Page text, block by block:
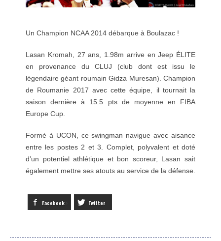
Un Champion NCAA 2014 débarque à Boulazac !
Lasan Kromah, 27 ans, 1.98m arrive en Jeep ÉLITE
en provenance du CLUJ (club dont est issu le
légendaire géant roumain Gidza Muresan). Champion
de Roumanie 2017 avec cette équipe, il tournait la
saison dernière à 15.5 pts de moyenne en FIBA
Europe Cup.
Formé à UCON, ce swingman navigue avec aisance
entre les postes 2 et 3. Complet, polyvalent et doté
d’un potentiel athlétique et bon scoreur, Lasan sait
également mettre ses atouts au service de la défense.
Facebook Twitter